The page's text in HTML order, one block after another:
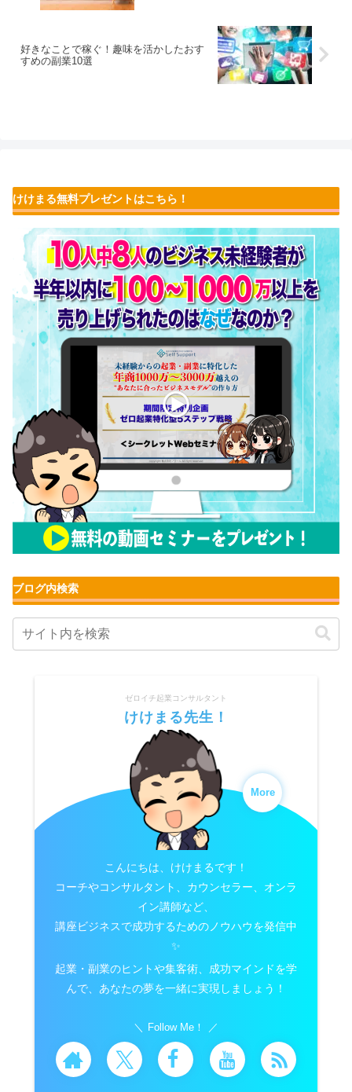
好きなことで稼ぐ！趣味を活かしたおす
すめの副業10選
けけまる無料プレゼントはこちら！
ブログ内検索
ゼロイチ起業コンサルタント
けけまる先生！
More
こんにちは、けけまるです！
コーチやコンサルタント、カウンセラー、オンラ
イン講師など、
講座ビジネスで成功するためのノウハウを発信中
✨
起業・副業のヒントや集客術、成功マインドを学
んで、あなたの夢を一緒に実現しましょう！
Follow Me！